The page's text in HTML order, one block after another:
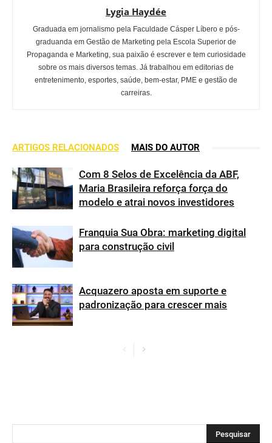
Lygia Haydée
Graduada em jornalismo pela Faculdade Cásper Líbero e pós-
graduanda em Gestão de Marketing pela Escola Superior de
Propaganda e Marketing, sua paixão é escrever e tem curiosidade
sobre os mais diversos temas. Já trabalhou em editorias de
entretenimento, esportes, saúde, bem-estar, PME e gestão de
carreiras.
ARTIGOS RELACIONADOS MAIS DO AUTOR
Com 8 Selos de Excelência da ABF,
Maria Brasileira reforça força do
modelo e atrai novos investidores
Franquia Sua Obra: marketing digital
para construção civil
Acquazero aposta em suporte e
padronização para crescer mais